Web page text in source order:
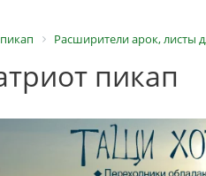
Расширители арок, листы
пикап